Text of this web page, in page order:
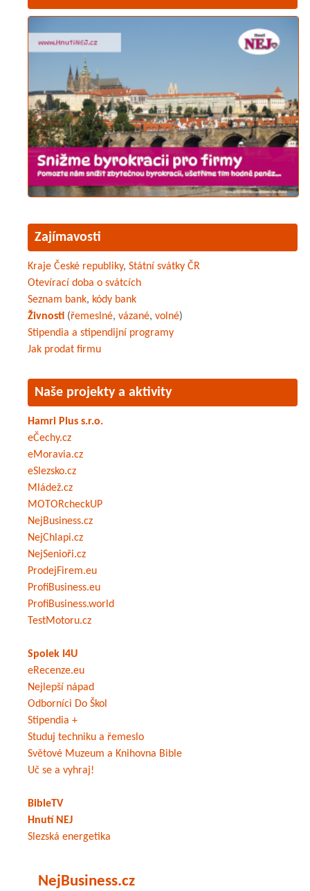
Zajímavosti
Kraje České republiky, Státní svátky ČR
Otevírací doba o svátcích
Seznam bank, kódy bank
Živnosti (řemeslné, vázané, volné)
Stipendia a stipendijní programy
Jak prodat firmu
Naše projekty a aktivity
Hamri Plus s.r.o.
eČechy.cz
eMoravia.cz
eSlezsko.cz
Mládež.cz
MOTORcheckUP
NejBusiness.cz
NejChlapi.cz
NejSenioři.cz
ProdejFirem.eu
ProfiBusiness.eu
ProfiBusiness.world
TestMotoru.cz
Spolek I4U
eRecenze.eu
Nejlepší nápad
Odborníci Do Škol
Stipendia +
Studuj techniku a řemeslo
Světové Muzeum a Knihovna Bible
Uč se a vyhraj!
BibleTV
Hnutí NEJ
Slezská energetika
NejBusiness.cz